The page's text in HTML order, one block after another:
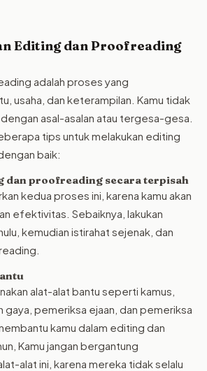
Editing dan Proofreading
adalah proses yang
usaha, dan keterampilan. Kamu tidak
asal-asalan atau tergesa-gesa.
tips untuk melakukan editing
baik:
dan proofreading secara terpisah
kedua proses ini, karena kamu akan
efektivitas. Sebaiknya, lakukan
kemudian istirahat sejenak, dan
alat-alat bantu seperti kamus,
gaya, pemeriksa ejaan, dan pemeriksa
kamu dalam editing dan
Kamu jangan bergantung
alat ini, karena mereka tidak selalu